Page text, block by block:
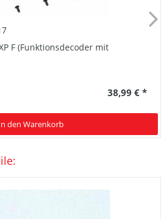
F (Funktionsdecoder mit
38,99 € *
den Warenkorb